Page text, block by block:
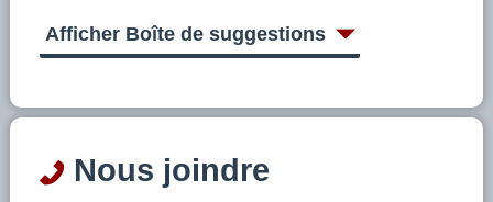
Afficher Boîte de suggestions
Nous joindre